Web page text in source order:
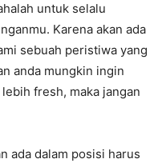
untuk selalu
Karena akan ada
sebuah peristiwa yang
anda mungkin ingin
fresh, maka jangan
ada dalam posisi harus